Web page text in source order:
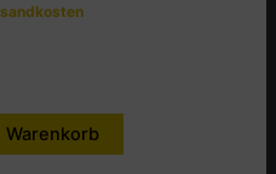
Warenkorb